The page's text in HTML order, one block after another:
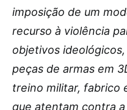
imposição de um
recurso à violência
objetivos
peças de armas em
treino militar, fabrico
que atentam contra